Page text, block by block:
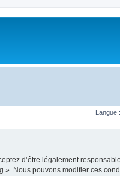
Langue :
d’être légalement
Nous pouvons modifier ces